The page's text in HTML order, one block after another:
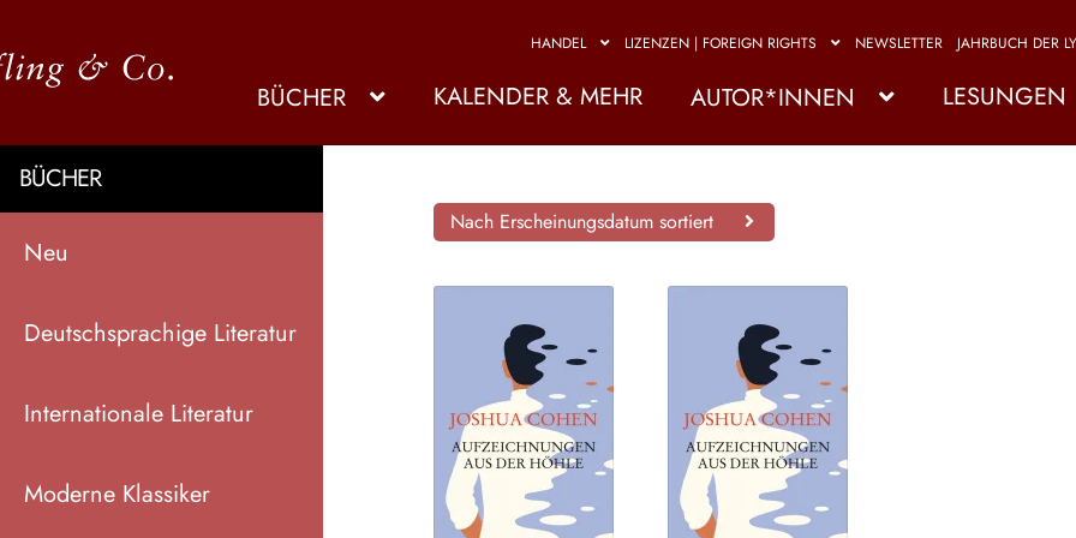
HANDEL LIZENZEN | FOREIGN RIGHTS NEWSLETTER JAHRBUCH DER
BÜCHER KALENDER & MEHR AUTOR*INNEN LESUNGEN
BÜCHER
Neu
Deutschsprachige Literatur
Internationale Literatur
Moderne Klassiker
Nach Erscheinungsdatum sortiert